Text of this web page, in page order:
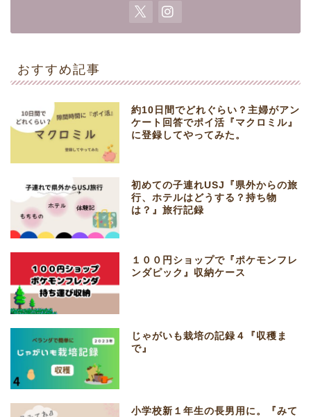
おすすめ記事
約10日間でどれぐらい？主婦がアン
ケート回答でポイ活『マクロミル』
に登録してやってみた。
初めての子連れUSJ『県外からの旅
行、ホテルはどうする？持ち物
は？』旅行記録
１００円ショップで『ポケモンフレ
ンダピック』収納ケース
じゃがいも栽培の記録４『収穫ま
で』
小学校新１年生の長男用に。『みて